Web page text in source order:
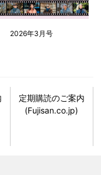
2026年3月号
定期購読のご案内
(Fujisan.co.jp)